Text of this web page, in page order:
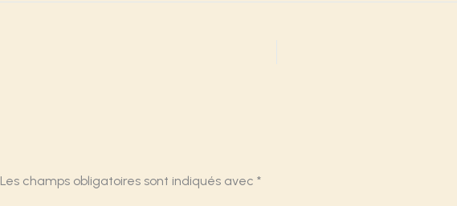
Les champs obligatoires sont indiqués avec *